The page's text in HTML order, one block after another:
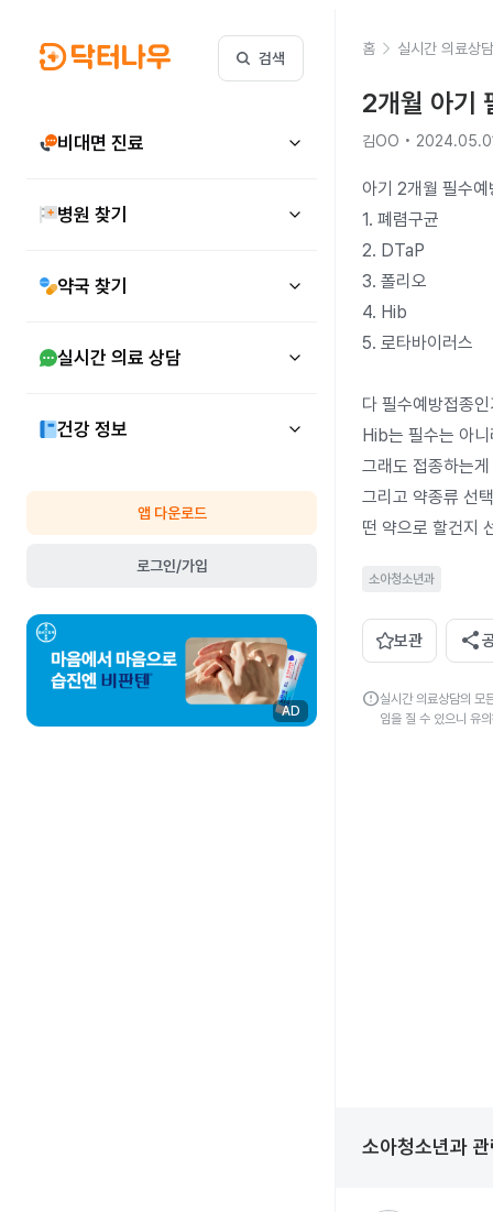
검색
비대면 진료
병원 찾기
약국 찾기
실시간 의료 상담
건강 정보
앱 다운로드
로그인/가입
AD
홈 실시간 의료상담
2개월 아기
김OO •
아기 2개월 필수
1. 폐렴구균
2. DTaP
3. 폴리오
4. Hib
5. 로타바이러스
다 필수예방접종
Hib는 필수는 아
그래도 접종하는
그리고 약종류 선
떤 약으로 할건지
소아청소년과
보관 share
error실시간 의료상담의 모
임을 질 수 있으니 유
소아청소년과